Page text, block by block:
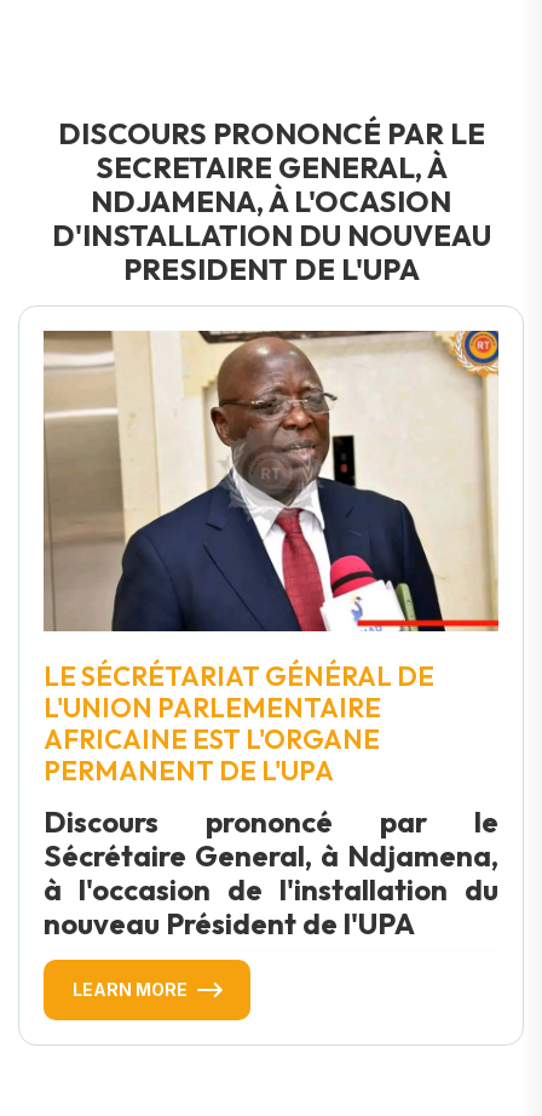
DISCOURS PRONONCÉ PAR LE
SECRETAIRE GENERAL, À
NDJAMENA, À L'OCASION
D'INSTALLATION DU NOUVEAU
PRESIDENT DE L'UPA
LE SÉCRÉTARIAT GÉNÉRAL DE
L'UNION PARLEMENTAIRE
AFRICAINE EST L'ORGANE
PERMANENT DE L'UPA
Discours prononcé par le
Sécrétaire General, à Ndjamena,
à l'occasion de l'installation du
nouveau Président de l'UPA
LEARN MORE